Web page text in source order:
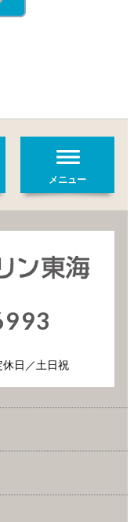
メニュー
休日／土日祝